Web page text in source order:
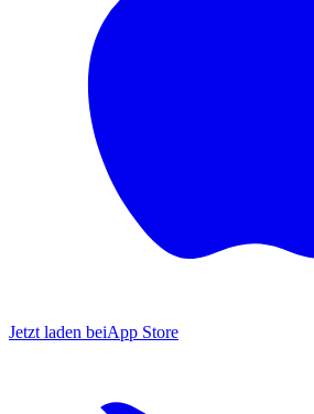
Jetzt laden beiApp Store